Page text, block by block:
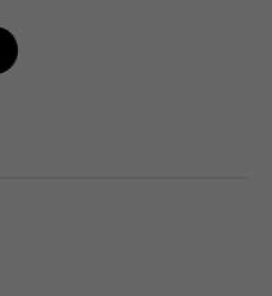
era:
R$ 23.950,00.